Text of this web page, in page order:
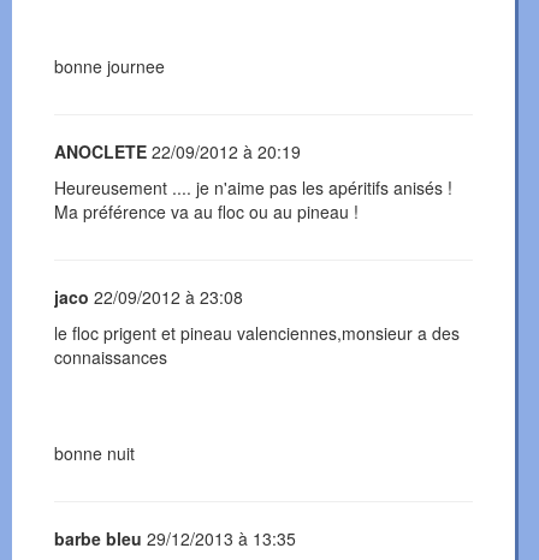
bonne journee
ANOCLETE 22/09/2012 à 20:19
Heureusement .... je n'aime pas les apéritifs anisés !
Ma préférence va au floc ou au pineau !
jaco 22/09/2012 à 23:08
le floc prigent et pineau valenciennes,monsieur a des
connaissances
bonne nuit
barbe bleu 29/12/2013 à 13:35